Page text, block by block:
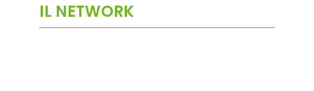
IL NETWORK